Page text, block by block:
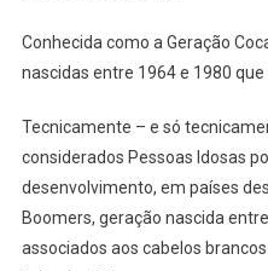
Conhecida como a Geração
nascidas entre 1964 e 1980
Tecnicamente – e só
considerados Pessoas Idosas
desenvolvimento, em países
Boomers, geração nascida
associados aos cabelos